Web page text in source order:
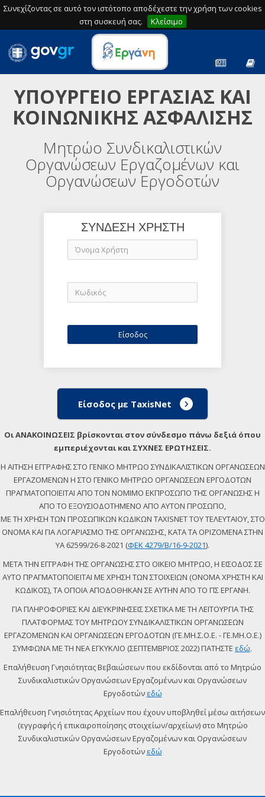
Συνεχίζοντας σε αυτό τον ιστότοπο αποδέχεστε την χρήση των cookies
στη συσκευή σας.
Κλείσιμο
ΥΠΟΥΡΓΕΙΟ ΕΡΓΑΣΙΑΣ ΚΑΙ
ΚΟΙΝΩΝΙΚΗΣ ΑΣΦΑΛΙΣΗΣ
Μητρώο Συνδικαλιστικών
Οργανώσεων Εργαζομένων και
Οργανώσεων Εργοδοτών
ΣΥΝΔΕΣΗ ΧΡΗΣΤΗ
Είσοδος με TaxisNet
Οι ΑΝΑΚΟΙΝΩΣΕΙΣ βρίσκονται στον σύνδεσμο πάνω δεξιά όπου
εμπεριέχονται και ΣΥΧΝΕΣ ΕΡΩΤΗΣΕΙΣ.
Η ΑΙΤΗΣΗ ΕΓΓΡΑΦΗΣ ΣΤΟ ΓΕΝΙΚΟ ΜΗΤΡΩΟ ΣΥΝΔΙΚΑΛΙΣΤΙΚΩΝ ΟΡΓΑΝΩΣΕΩΝ
ΕΡΓΑΖΟΜΕΝΩΝ Η ΣΤΟ ΓΕΝΙΚΟ ΜΗΤΡΩΟ ΟΡΓΑΝΩΣΕΩΝ ΕΡΓΟΔΟΤΩΝ
ΠΡΑΓΜΑΤΟΠΟΙΕΙΤΑΙ ΑΠΟ ΤΟΝ ΝΟΜΙΜΟ ΕΚΠΡΟΣΩΠΟ ΤΗΣ ΟΡΓΑΝΩΣΗΣ Η
ΑΠΟ ΤΟ ΕΞΟΥΣΙΟΔΟΤΗΜΕΝΟ ΑΠΟ ΑΥΤΟΝ ΠΡΟΣΩΠΟ,
ΜΕ ΤΗ ΧΡΗΣΗ ΤΩΝ ΠΡΟΣΩΠΙΚΩΝ ΚΩΔΙΚΩΝ TAXISNET ΤΟΥ ΤΕΛΕΥΤΑΙΟΥ, ΣΤΟ
ΟΝΟΜΑ ΚΑΙ ΓΙΑ ΛΟΓΑΡΙΑΣΜΟ ΤΗΣ ΟΡΓΑΝΩΣΗΣ, ΚΑΤΑ ΤΑ ΟΡΙΖΟΜΕΝΑ ΣΤΗΝ
ΥΑ 62599/26-8-2021 (ΦΕΚ 4279/Β/16-9-2021).
ΜΕΤΑ ΤΗΝ ΕΓΓΡΑΦΗ ΤΗΣ ΟΡΓΑΝΩΣΗΣ ΣΤΟ ΟΙΚΕΙΟ ΜΗΤΡΩΟ, Η ΕΙΣΟΔΟΣ ΣΕ
ΑΥΤΟ ΠΡΑΓΜΑΤΟΠΟΙΕΙΤΑΙ ΜΕ ΧΡΗΣΗ ΤΩΝ ΣΤΟΙΧΕΙΩΝ (ΟΝΟΜΑ ΧΡΗΣΤΗ ΚΑΙ
ΚΩΔΙΚΟΣ), ΤΑ ΟΠΟΙΑ ΑΠΟΔΟΘΗΚΑΝ ΣΕ ΑΥΤΗΝ ΑΠΟ ΤΟ ΠΣ ΕΡΓΑΝΗ.
ΓΙΑ ΠΛΗΡΟΦΟΡΙΕΣ ΚΑΙ ΔΙΕΥΚΡΙΝΗΣΕΙΣ ΣΧΕΤΙΚΑ ΜΕ ΤΗ ΛΕΙΤΟΥΡΓΙΑ ΤΗΣ
ΠΛΑΤΦΟΡΜΑΣ ΤΟΥ ΜΗΤΡΩΟΥ ΣΥΝΔΙΚΑΛΙΣΤΙΚΩΝ ΟΡΓΑΝΩΣΕΩΝ
ΕΡΓΑΖΟΜΕΝΩΝ ΚΑΙ ΟΡΓΑΝΩΣΕΩΝ ΕΡΓΟΔΟΤΩΝ (ΓΕ.ΜΗ.Σ.Ο.Ε. - ΓΕ.ΜΗ.Ο.Ε.)
ΣΥΜΦΩΝΑ ΜΕ ΤΗ ΝΕΑ ΕΓΚΥΚΛΙΟ (ΣΕΠΤΕΜΒΡΙΟΣ 2022) ΠΑΤΗΣΤΕ εδώ.
Επαλήθευση Γνησιότητας Βεβαιώσεων που εκδίδονται από το Μητρώο
Συνδικαλιστικών Οργανώσεων Εργαζομένων και Οργανώσεων
Εργοδοτών εδώ
Επαλήθευση Γνησιότητας Αρχείων που έχουν υποβληθεί μέσω αιτήσεων
(εγγραφής ή επικαιροποίησης στοιχείων/αρχείων) στο Μητρώο
Συνδικαλιστικών Οργανώσεων Εργαζομένων και Οργανώσεων
Εργοδοτών εδώ